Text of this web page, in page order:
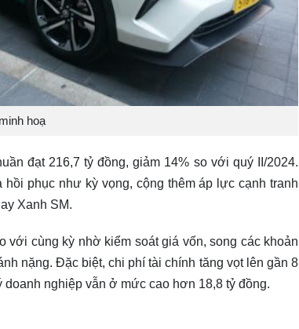
hoạ
đạt 216,7 tỷ đồng, giảm 14% so với quý II/2024.
phục như kỳ vọng, cộng thêm áp lực cạnh tranh
Xanh SM.
với cùng kỳ nhờ kiểm soát giá vốn, song các khoản
nặng. Đặc biệt, chi phí tài chính tăng vọt lên gần 8
nghiệp vẫn ở mức cao hơn 18,8 tỷ đồng.